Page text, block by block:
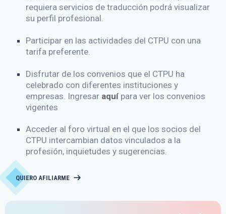
requiera servicios de traducción podrá visualizar
su perfil profesional.
Participar en las actividades del CTPU con una
tarifa preferente.
Disfrutar de los convenios que el CTPU ha
celebrado con diferentes instituciones y
empresas. Ingresar aquí para ver los convenios
vigentes
Acceder al foro virtual en el que los socios del
CTPU intercambian datos vinculados a la
profesión, inquietudes y sugerencias.
QUIERO AFILIARME